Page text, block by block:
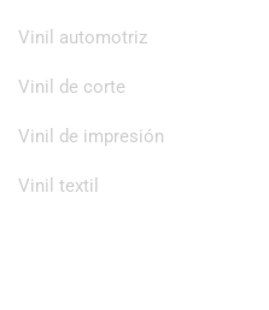
Vinil automotriz
Vinil de corte
Vinil de impresión
Vinil textil